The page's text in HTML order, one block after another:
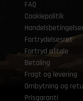
FAQ
Cookiepolitik
Fortrydelsesret
Fortryd aftale
Betaling
Fragt og levering
Ombytning og
Prisgaranti